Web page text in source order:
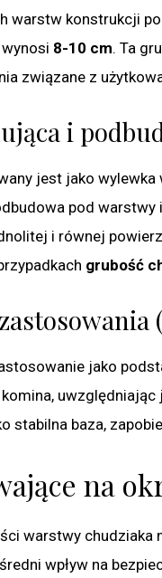
warstw konstrukcji
8-10 cm. Ta
związane z
i
jest jako
pod
i równej
grubość
jako
stabilna baza,
na
warstwy
wpływ na